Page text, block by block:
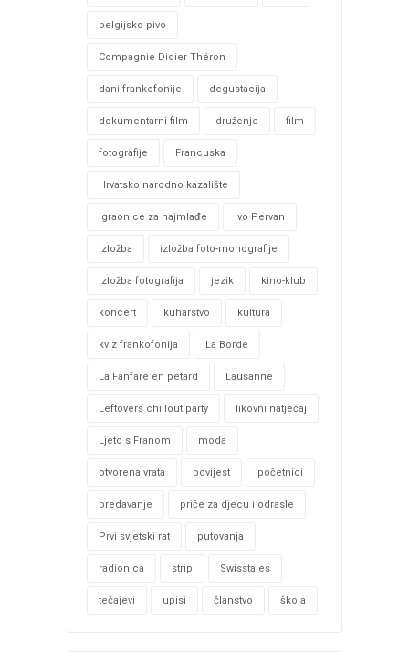
belgijsko pivo
Compagnie Didier Théron
dani frankofonije degustacija
dokumentarni film druženje film
fotografije Francuska
Hrvatsko narodno kazalište
Igraonice za najmlađe Ivo Pervan
izložba izložba foto-monografije
Izložba fotografija jezik kino-klub
koncert kuharstvo kultura
kviz frankofonija La Borde
La Fanfare en petard Lausanne
Leftovers chillout party likovni natječaj
Ljeto s Franom moda
otvorena vrata povijest početnici
predavanje priče za djecu i odrasle
Prvi svjetski rat putovanja
radionica strip Swisstales
tečajevi upisi članstvo škola